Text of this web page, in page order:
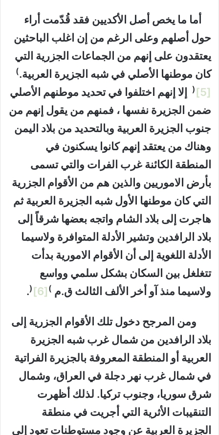
أما ما يخص أصل الأكديين فقد قُدّمت أراء
حول أصلهم وعلى الرغم من إن اغلب الباحثين
يعتقدون على إنهم من الجماعات الجزرية التي
كان موطنها الأصلي في شبه الجزيرة العربية.)
[5]
( إلا إنهم اختلفوا في تحديد موطنهم الأصلي
ضمن الجزيرة نفسها ، فمنهم من يقول إنهم من
جنوب الجزيرة العربية وبالتحديد من بلاد اليمن
وهناك من يعتقد إنهم كانوا يسكنون في
المنطقة الكائنة غرب الفرات والتي تسمى
بأرض الاموريين والذين هم من الأقوام الجزرية
التي كان موطنها الأول شبه الجزيرة العربية ثم
هاجرت إلى بلاد الشام واتجه بعضها شرقاً إلى
بلاد الرافدين وتشير الأدلة المتوافرة ولاسيما
الأدلة اللغوية إلى أن الأقوام الامورية بدأت
تتغلغل بين السكان بشكل سلمي وواسع
ولاسيما منذ آو أخر الألف الثالث ق.م )
[6]
(
.
ومن المرجح دخول تلك الأقوام الجزرية إلى
بلاد الرافدين من شمال غرب شبه الجزيرة
العربية أو المنطقة المعروفة بالجزيرة الفراتية
في شمال غرب نهر دجلة في العراق، وشمال
شرق سوريا، وجنوب تركيا. لذلك أظهرت
التنقيبات الأثرية التي أجريت في منطقة
الجزيرة العربية عن وجود مستوطنات تعود إلى